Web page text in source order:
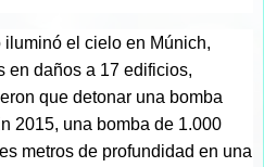
el cielo en Múnich,
en daños a 17 edificios,
que detonar una bomba
2015, una bomba de 1.000
metros de profundidad en una